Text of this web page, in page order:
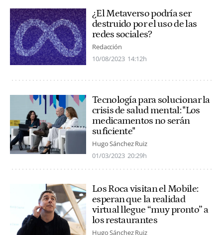
¿El Metaverso podría ser
destruido por el uso de las
redes sociales?
Redacción
10/08/2023 14:12h
Tecnología para solucionar la
crisis de salud mental: "Los
medicamentos no serán
suficiente"
Hugo Sánchez Ruiz
01/03/2023 20:29h
Los Roca visitan el Mobile:
esperan que la realidad
virtual llegue “muy pronto” a
los restaurantes
Hugo Sánchez Ruiz